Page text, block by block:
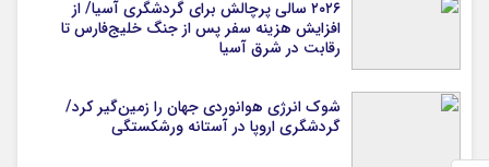
۲۰۲۶ سالی پرچالش برای گردشگری آسیا/ از
افزایش هزینه سفر پس از جنگ خلیج‌فارس تا
رقابت در شرق آسیا
شوک انرژی هوانوردی جهان را زمین‌گیر کرد/
گردشگری اروپا در آستانه ورشکستگی